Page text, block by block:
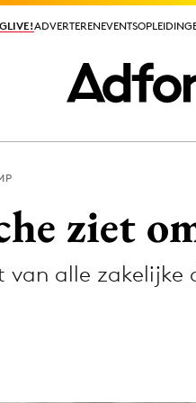
ADVERTERENEVENTS
ADVERTERENEVENTS
ziet
alle